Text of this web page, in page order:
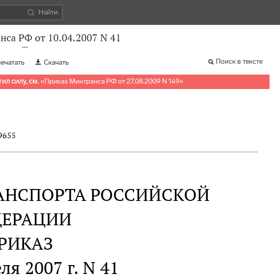
Найти
РФ от 10.04.2007 N 41
Скачать Поиск в тексте
силу, см. «Приказ Минтранса РФ от 27.08.2009 N 149»
РОССИЙСКОЙ
2007 г. N 41